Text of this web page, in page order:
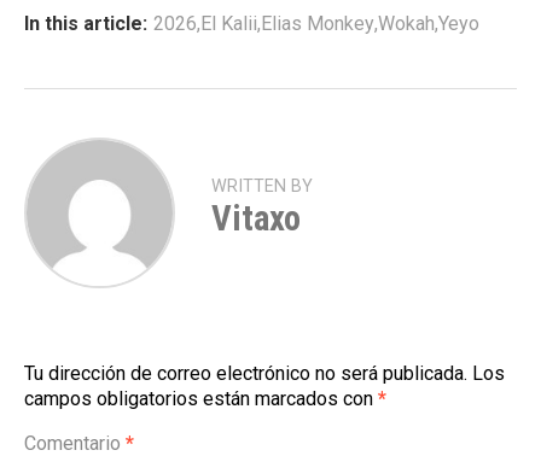
In this article: 2026,El Kalii,Elias Monkey,Wokah,Yeyo
WRITTEN BY
Vitaxo
Tu dirección de correo electrónico no será publicada. Los
campos obligatorios están marcados con *
Comentario *